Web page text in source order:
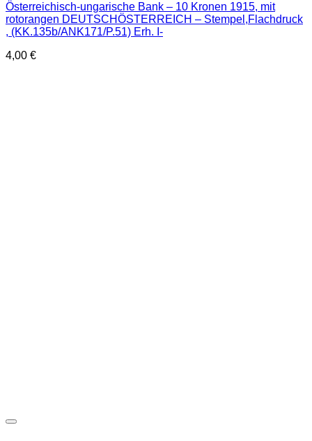
Österreichisch-ungarische Bank – 10 Kronen 1915, mit
rotorangen DEUTSCHÖSTERREICH – Stempel,Flachdruck
, (KK.135b/ANK171/P.51) Erh. I-
4,00 €